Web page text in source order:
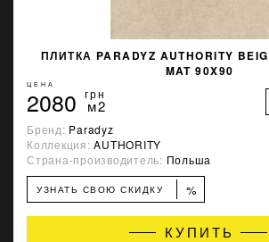
ПЛИТКА PARADYZ AUTHORITY
MAT 90X90
ЦЕНА
2080 грн
м2
Бренд: Paradyz
Коллекция:AUTHORITY
Страна-производитель: Польша
УЗНАТЬ СВОЮ СКИДКУ %
КУПИТЬ